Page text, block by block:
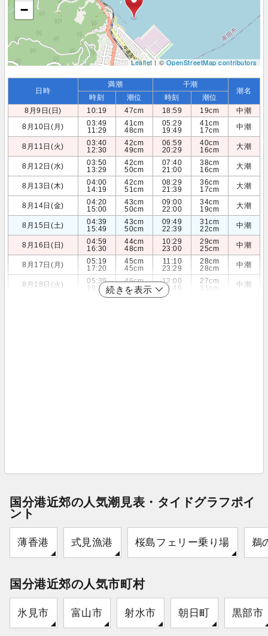
−
Leaflet| ©OpenStreetMap contributors
日時
満潮 干潮
潮名
時刻 潮位 時刻
潮位
8月9日(日)
10:19 47cm 18:59 19cm
中潮
8月10日(月)
03:49
11:29
41cm
48cm
05:29
19:49
41cm
17cm
中潮
8月11日(火)
03:40
12:30
42cm
49cm
06:59
20:29
40cm
16cm
大潮
8月12日(水)
03:50
13:29
42cm
50cm
07:40
21:00
38cm
16cm
大潮
8月13日(木)
04:00
14:19
42cm
51cm
08:29
21:39
36cm
17cm
大潮
8月14日(金)
04:20
15:00
43cm
50cm
09:00
22:00
34cm
19cm
大潮
8月15日(土)
04:39
15:49
43cm
50cm
09:49
22:39
31cm
22cm
中潮
8月16日(日)
04:59
16:30
44cm
48cm
10:29
23:00
29cm
25cm
中潮
8月17日(月)
05:19
17:20
45cm
45cm
11:10
23:29
28cm
28cm
中潮
8月18日(火)
05:39
18:10
46cm
42cm
12:00
23:49
27cm
31cm
中潮
続きを表示
国分港近郊の人気潮見表・タイドグラフポイ
ント
薄香港 式見漁港 桜島フェリー乗り場 鵜
国分港近郊の人気市町村
氷見市 富山市 射水市 朝日町 黒部市